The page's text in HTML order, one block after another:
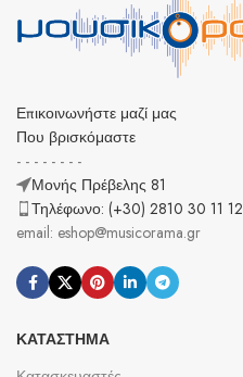
Επικοινωνήστε μαζί μας
Που βρισκόμαστε
- - - - - - - -
Μονής Πρέβελης 81
Τηλέφωνο: (+30) 2810 30 11 12
email: eshop@musicorama.gr
ΚΑΤΆΣΤΗΜΑ